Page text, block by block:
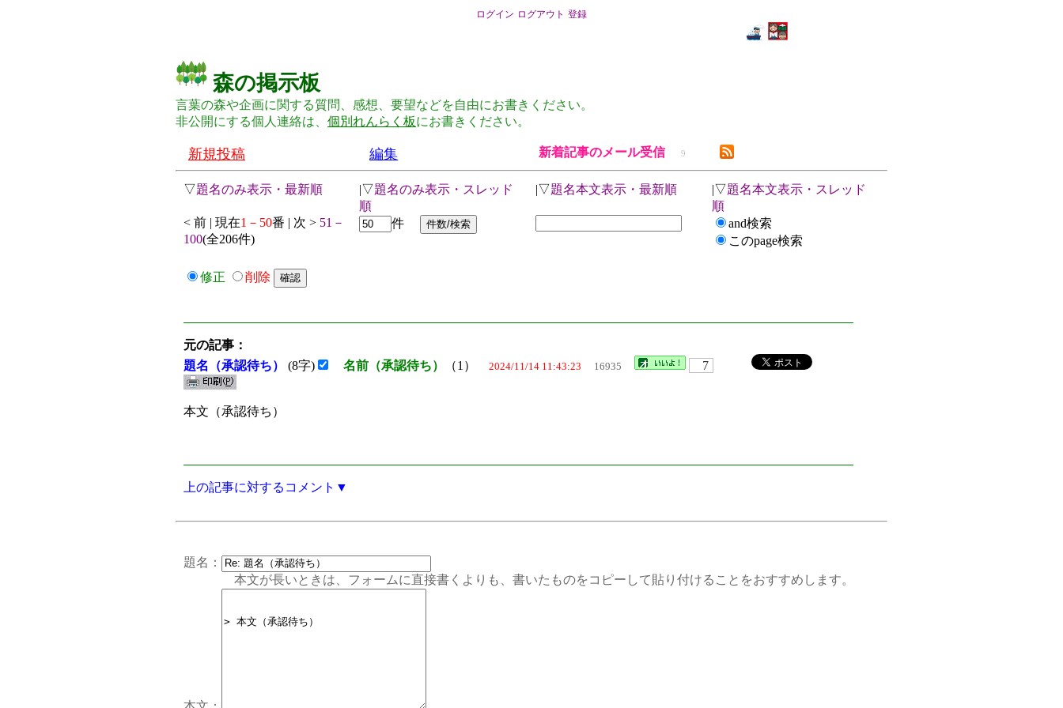
ログイン ログアウト 登録
森の掲示板
言葉の森や企画に関する質問、感想、要望などを自由にお書きください。
非公開にする個人連絡は、 個別れんらく板にお書きください。
新規投稿 編集 新着記事のメール受信 9
▽題名のみ表示・最新順 |▽題名のみ表示・スレッド
順
|▽題名本文表示・最新順 |▽題名本文表示・スレッド
順
< 前 | 現在1－50番 | 次 > 51－
100(全206件)
件
and検索
このpage検索
修正 削除
元の記事：
題名（承認待ち）
(8字) 名前（承認待ち） （1） 2024/11/14 11:43:23 16935 7
本文（承認待ち）
上の記事に対するコメント▼
題名：
本文が長いときは、フォームに直接書くよりも、書いたものをコピーして貼り付けることをおすすめします。